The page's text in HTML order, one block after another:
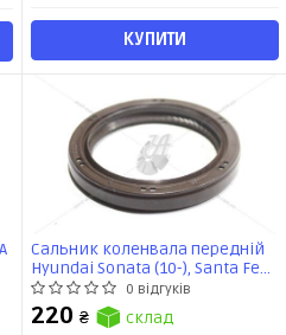
КУПИТИ
Сальник коленвала передній
Hyundai Sonata (10-), Santa Fe
(12-) (1411AAQZZ0) PH
0 відгуків
220 ₴ склад